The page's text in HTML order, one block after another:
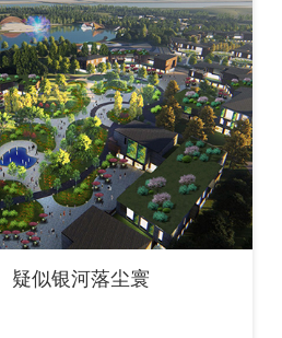
疑似银河落尘寰